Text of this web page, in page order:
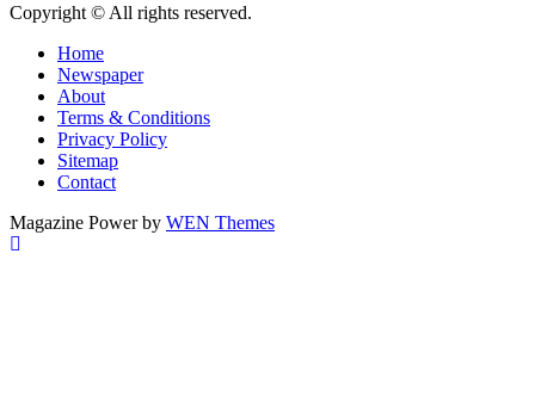
Copyright © All rights reserved.
Home
Newspaper
About
Terms & Conditions
Privacy Policy
Sitemap
Contact
Magazine Power by WEN Themes